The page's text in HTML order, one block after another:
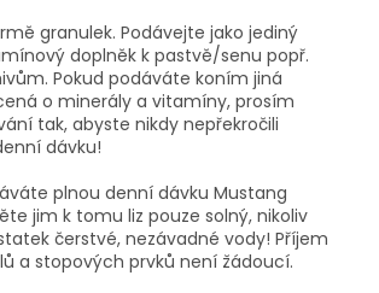
granulek. Podávejte jako jediný
doplněk k pastvě/senu popř.
Pokud podáváte koním jiná
o minerály a vitamíny, prosím
tak, abyste nikdy nepřekročili
dávku!
plnou denní dávku Mustang
jim k tomu liz pouze solný, nikoliv
čerstvé, nezávadné vody! Příjem
a stopových prvků není žádoucí.